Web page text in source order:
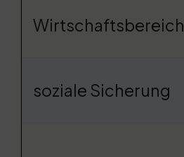
Wirtschaftsbereich
soziale Sicherung